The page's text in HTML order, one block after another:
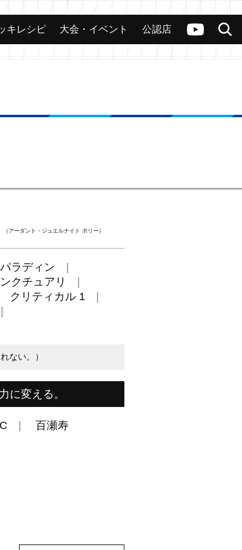
ヴァンガードch
検索
カード 大会 公認店舗 その他
キレシピ 大会・イベント 公認店
（アーダント・ジュエルナイト ポリー）
ラディン
クチュアリ
クリティカル 1
ない。）
に変える。
C 百瀬寿